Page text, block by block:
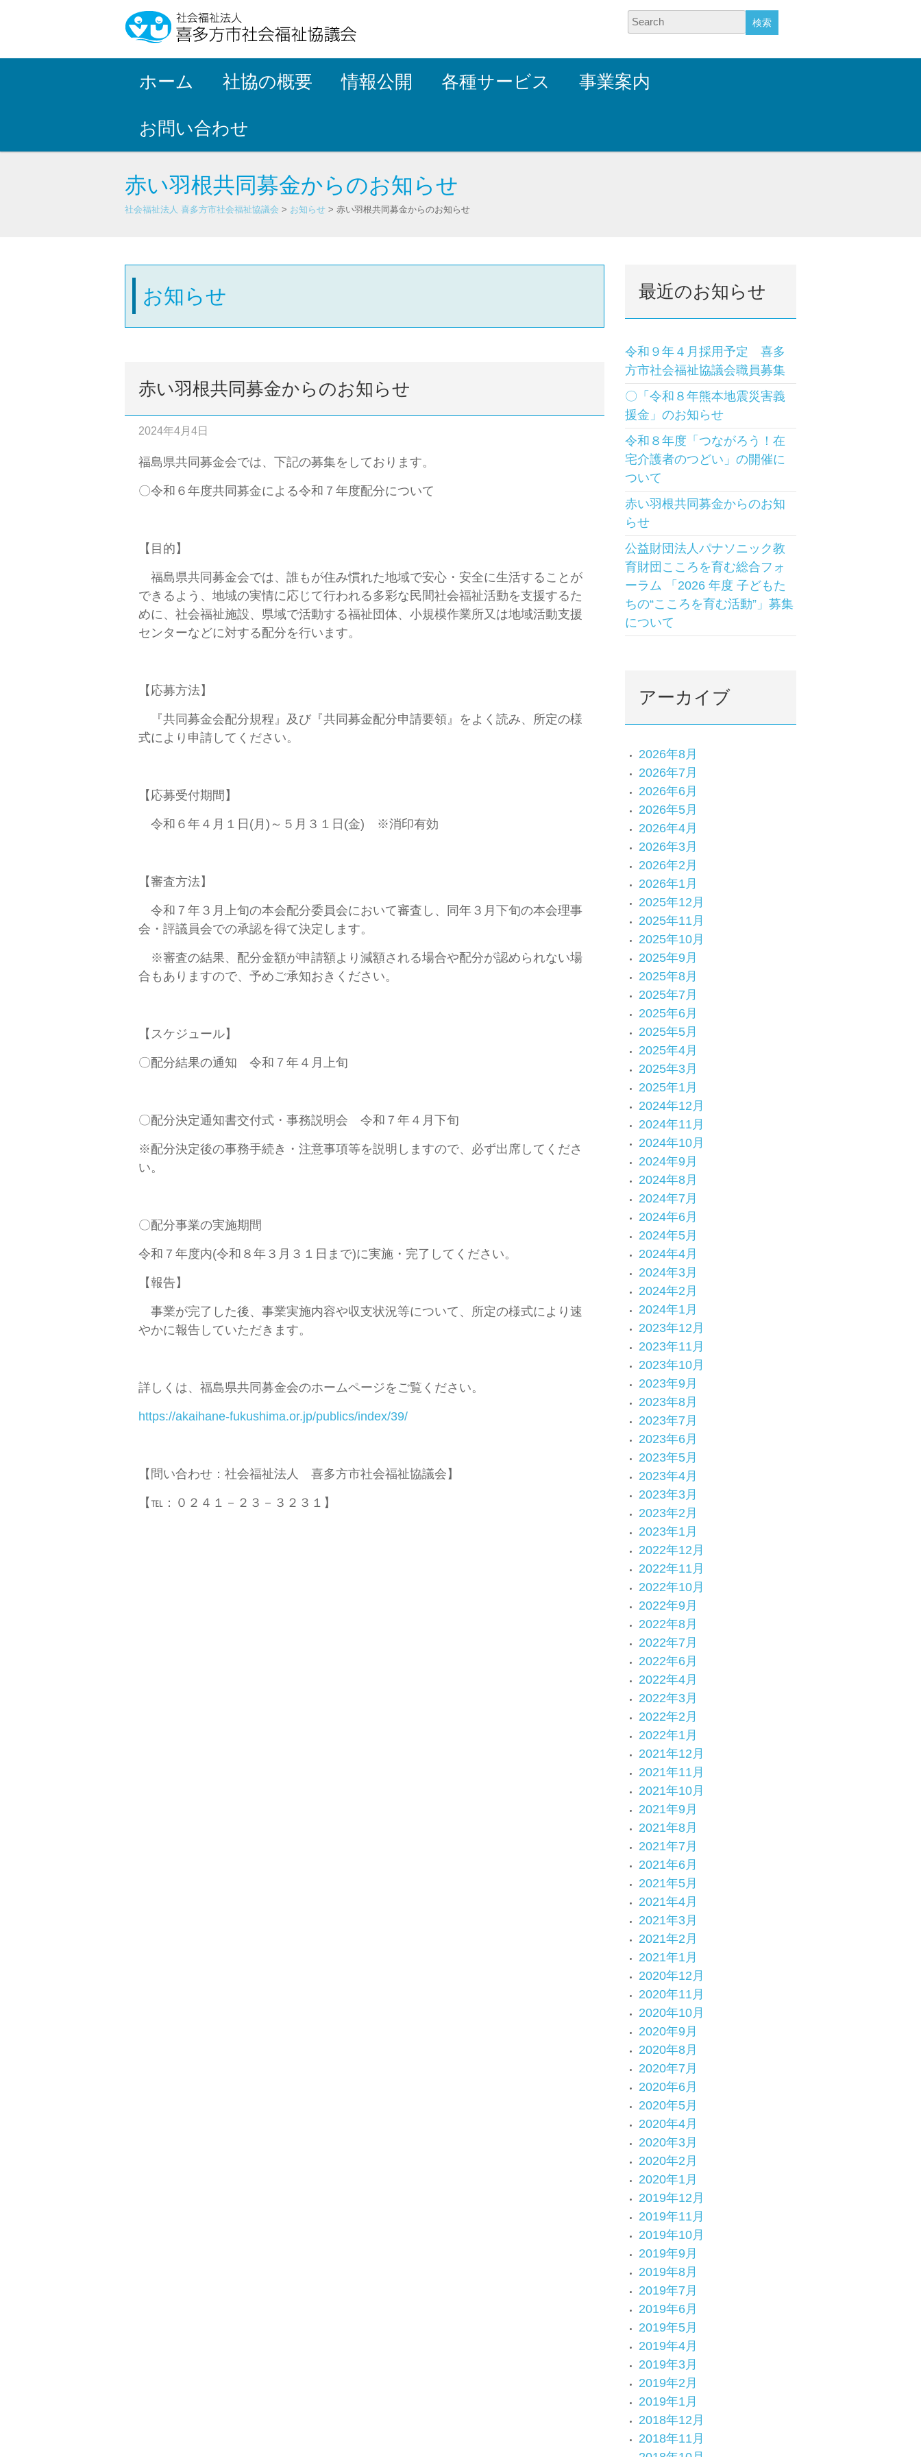
Search
ホーム 社協の概要 情報公開 各種サービス 事業案内
お問い合わせ
赤い羽根共同募金からのお知らせ
社会福祉法人 喜多方市社会福祉協議会 > お知らせ > 赤い羽根共同募金からのお知らせ
お知らせ
赤い羽根共同募金からのお知らせ
2024年4月4日
福島県共同募金会では、下記の募集をしております。
〇令和６年度共同募金による令和７年度配分について
【目的】
福島県共同募金会では、誰もが住み慣れた地域で安心・安全に生活することが
できるよう、地域の実情に応じて行われる多彩な民間社会福祉活動を支援するた
めに、社会福祉施設、県域で活動する福祉団体、小規模作業所又は地域活動支援
センターなどに対する配分を行います。
【応募方法】
『共同募金会配分規程』及び『共同募金配分申請要領』をよく読み、所定の様
式により申請してください。
【応募受付期間】
令和６年４月１日(月)～５月３１日(金) ※消印有効
【審査方法】
令和７年３月上旬の本会配分委員会において審査し、同年３月下旬の本会理事
会・評議員会での承認を得て決定します。
※審査の結果、配分金額が申請額より減額される場合や配分が認められない場
合もありますので、予めご承知おきください。
【スケジュール】
〇配分結果の通知 令和７年４月上旬
〇配分決定通知書交付式・事務説明会 令和７年４月下旬
※配分決定後の事務手続き・注意事項等を説明しますので、必ず出席してくださ
い。
〇配分事業の実施期間
令和７年度内(令和８年３月３１日まで)に実施・完了してください。
【報告】
事業が完了した後、事業実施内容や収支状況等について、所定の様式により速
やかに報告していただきます。
詳しくは、福島県共同募金会のホームページをご覧ください。
https://akaihane-fukushima.or.jp/publics/index/39/
【問い合わせ：社会福祉法人 喜多方市社会福祉協議会】
【℡：０２４１－２３－３２３１】
最近のお知らせ
令和９年４月採用予定 喜多
方市社会福祉協議会職員募集
〇「令和８年熊本地震災害義
援金」のお知らせ
令和８年度「つながろう！在
宅介護者のつどい」の開催に
ついて
赤い羽根共同募金からのお知
らせ
公益財団法人パナソニック教
育財団こころを育む総合フォ
ーラム 「2026 年度 子どもた
ちの“こころを育む活動”」募集
について
アーカイブ
2026年8月
2026年7月
2026年6月
2026年5月
2026年4月
2026年3月
2026年2月
2026年1月
2025年12月
2025年11月
2025年10月
2025年9月
2025年8月
2025年7月
2025年6月
2025年5月
2025年4月
2025年3月
2025年1月
2024年12月
2024年11月
2024年10月
2024年9月
2024年8月
2024年7月
2024年6月
2024年5月
2024年4月
2024年3月
2024年2月
2024年1月
2023年12月
2023年11月
2023年10月
2023年9月
2023年8月
2023年7月
2023年6月
2023年5月
2023年4月
2023年3月
2023年2月
2023年1月
2022年12月
2022年11月
2022年10月
2022年9月
2022年8月
2022年7月
2022年6月
2022年4月
2022年3月
2022年2月
2022年1月
2021年12月
2021年11月
2021年10月
2021年9月
2021年8月
2021年7月
2021年6月
2021年5月
2021年4月
2021年3月
2021年2月
2021年1月
2020年12月
2020年11月
2020年10月
2020年9月
2020年8月
2020年7月
2020年6月
2020年5月
2020年4月
2020年3月
2020年2月
2020年1月
2019年12月
2019年11月
2019年10月
2019年9月
2019年8月
2019年7月
2019年6月
2019年5月
2019年4月
2019年3月
2019年2月
2019年1月
2018年12月
2018年11月